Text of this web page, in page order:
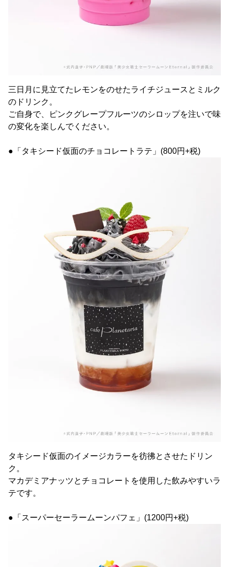
三日月に見立てたレモンをのせたライチジュースとミルク
のドリンク。
ご自身で、ピンクグレープフルーツのシロップを注いで味
の変化を楽しんでください。
●「タキシード仮面のチョコレートラテ」(800円+税)
タキシード仮面のイメージカラーを彷彿とさせたドリン
ク。
マカデミアナッツとチョコレートを使用した飲みやすいラ
テです。
●「スーパーセーラームーンパフェ」(1200円+税)